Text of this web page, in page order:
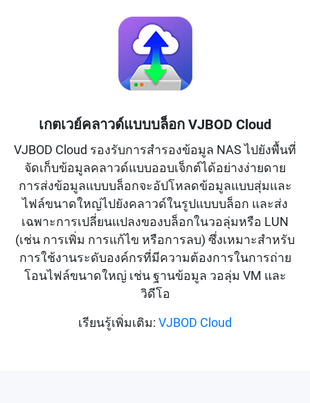
เกตเวย์คลาวด์แบบบล็อก VJBOD Cloud
VJBOD Cloud รองรับการสำรองข้อมูล NAS ไปยังพื้นที่
จัดเก็บข้อมูลคลาวด์แบบออบเจ็กต์ได้อย่างง่ายดาย
การส่งข้อมูลแบบบล็อกจะอัปโหลดข้อมูลแบบสุ่มและ
ไฟล์ขนาดใหญ่ไปยังคลาวด์ในรูปแบบบล็อก และส่ง
เฉพาะการเปลี่ยนแปลงของบล็อกในวอลุ่มหรือ LUN
(เช่น การเพิ่ม การแก้ไข หรือการลบ) ซึ่งเหมาะสำหรับ
การใช้งานระดับองค์กรที่มีความต้องการในการถ่าย
โอนไฟล์ขนาดใหญ่ เช่น ฐานข้อมูล วอลุ่ม VM และ
วิดีโอ
เรียนรู้เพิ่มเติม: VJBOD Cloud